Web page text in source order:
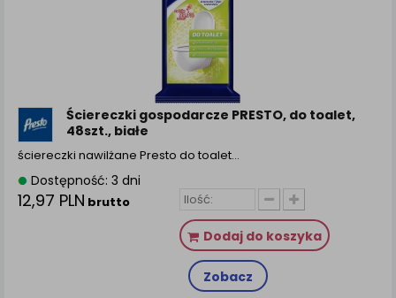
Ściereczki gospodarcze PRESTO, do toalet,
48szt., białe
ściereczki nawilżane Presto do toalet…
Dostępność: 3 dni
12,97 PLN brutto
Dodaj do koszyka
Zobacz